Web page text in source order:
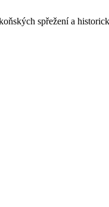
spřežení a